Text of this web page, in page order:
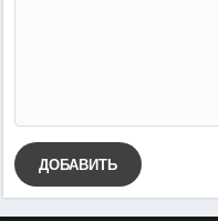
ДОБАВИТЬ